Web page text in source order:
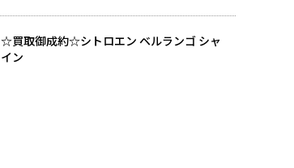
☆買取御成約☆シトロエン ベルランゴ シャ
イン